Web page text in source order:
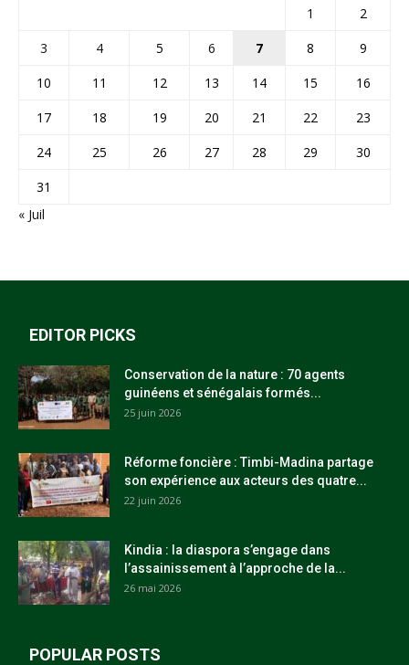
1
2
3
4 5 6 7 8
9
10
11 12 13 14 15
16
17
18 19 20 21 22
23
24
25 26 27 28 29
30
31
« Juil
EDITOR PICKS
Conservation de la nature : 70 agents
guinéens et sénégalais formés...
25 juin 2026
Réforme foncière : Timbi-Madina partage
son expérience aux acteurs des quatre...
22 juin 2026
Kindia : la diaspora s’engage dans
l’assainissement à l’approche de la...
26 mai 2026
POPULAR POSTS